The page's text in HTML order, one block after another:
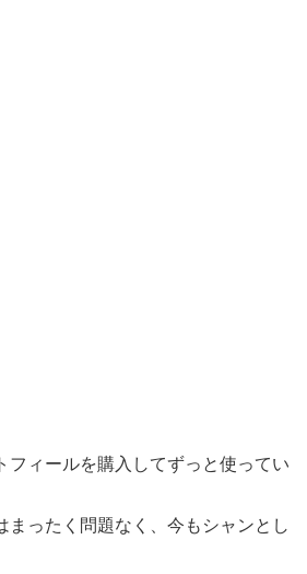
フィールを購入してずっと使ってい
まったく問題なく、今もシャンとし